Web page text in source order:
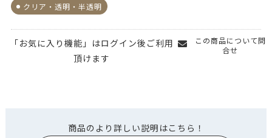
クリア・透明・半透明
「お気に入り機能」はログイン後ご利用
頂けます
この商品について問
合せ
商品のより詳しい説明はこちら！